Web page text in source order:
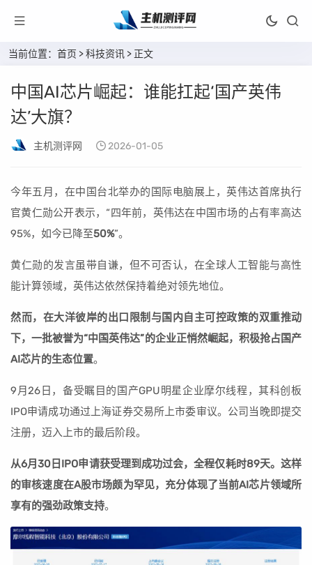
当前位置： 首页 >科技资讯 > 正文
中国AI芯片崛起：谁能扛起‘国产英伟
达’大旗？
主机测评网 2026-01-05
今年五月，在中国台北举办的国际电脑展上，英伟达首席执行
官黄仁勋公开表示，“四年前，英伟达在中国市场的占有率高达
95%，如今已降至50%”。
黄仁勋的发言虽带自谦，但不可否认，在全球人工智能与高性
能计算领域，英伟达依然保持着绝对领先地位。
然而，在大洋彼岸的出口限制与国内自主可控政策的双重推动
下，一批被誉为“中国英伟达”的企业正悄然崛起，积极抢占国产
AI芯片的生态位置。
9月26日，备受瞩目的国产GPU明星企业摩尔线程，其科创板
IPO申请成功通过上海证券交易所上市委审议。公司当晚即提交
注册，迈入上市的最后阶段。
从6月30日IPO申请获受理到成功过会，全程仅耗时89天。这样
的审核速度在A股市场颇为罕见，充分体现了当前AI芯片领域所
享有的强劲政策支持。